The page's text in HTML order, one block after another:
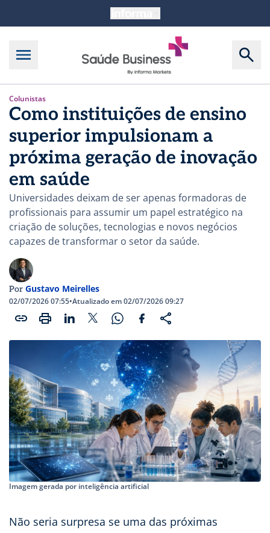
Colunistas
Como instituições de ensino
superior impulsionam a
próxima geração de inovação
em saúde
Universidades deixam de ser apenas formadoras de
profissionais para assumir um papel estratégico na
criação de soluções, tecnologias e novos negócios
capazes de transformar o setor da saúde.
Por Gustavo Meirelles
02/07/2026 07:55•Atualizado em 02/07/2026 09:27
Imagem gerada por inteligência artificial
Não seria surpresa se uma das próximas